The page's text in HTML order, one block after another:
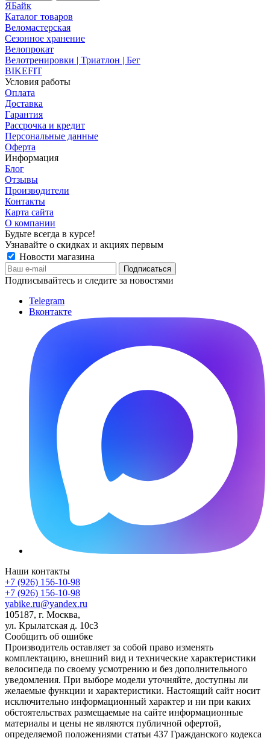
ЯБайк
Каталог товаров
Веломастерская
Сезонное хранение
Велопрокат
Велотренировки | Триатлон | Бег
BIKEFIT
Условия работы
Оплата
Доставка
Гарантия
Рассрочка и кредит
Персональные данные
Оферта
Информация
Блог
Отзывы
Производители
Контакты
Карта сайта
О компании
Будьте всегда в курсе!
Узнавайте о скидках и акциях первым
Новости магазина
Подписывайтесь и следите за новостями
Telegram
Вконтакте
Наши контакты
+7 (926) 156-10-98
+7 (926) 156-10-98
yabike.ru@yandex.ru
105187, г. Москва,
ул. Крылатская д. 10с3
Сообщить об ошибке
Производитель оставляет за собой право изменять
комплектацию, внешний вид и технические характеристики
велосипеда по своему усмотрению и без дополнительного
уведомления. При выборе модели уточняйте, доступны ли
желаемые функции и характеристики. Настоящий сайт носит
исключительно информационный характер и ни при каких
обстоятельствах размещаемые на сайте информационные
материалы и цены не являются публичной офертой,
определяемой положениями статьи 437 Гражданского кодекса